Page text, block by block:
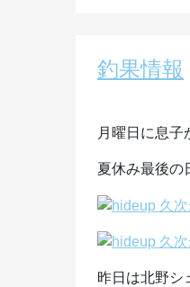
釣果情報
月曜日に息子
夏休み最後の
昨日は北野シ